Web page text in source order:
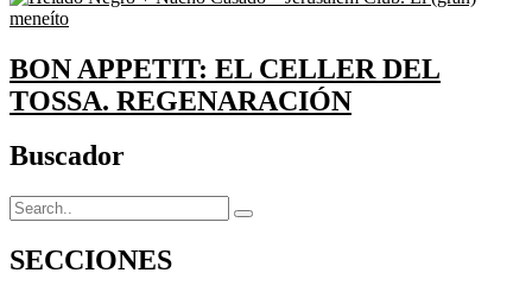
BON APPETIT: EL CELLER DEL
TOSSA. REGENARACIÓN
Buscador
SECCIONES